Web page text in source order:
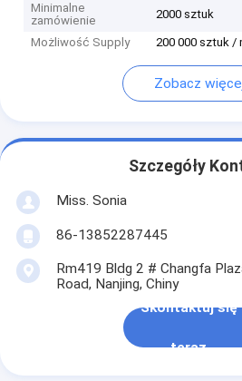
Minimalne
zamówienie
2000 sztuk
Możliwość Supply 200 000 sztuk /
Zobacz
Szczegóły
Miss. Sonia
86-13852287445
Rm419 Bldg 2 # Changfa
Road, Nanjing, Chiny
Skontaktuj się
teraz